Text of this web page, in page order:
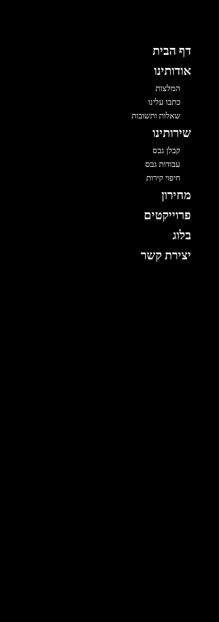
דף הבית
אודותינו
המלצות
כתבו עלינו
שאלות ותשובות
שירותינו
קבלן גבס
עבודות גבס
חיפוי קירות
מחירון
פרוייקטים
בלוג
יצירת קשר